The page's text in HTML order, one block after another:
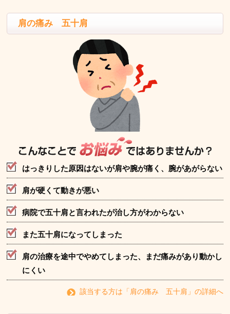
肩の痛み 五十肩
はっきりした原因はないが肩や腕が痛く、腕があがらない
肩が硬くて動きが悪い
病院で五十肩と言われたが治し方がわからない
また五十肩になってしまった
肩の治療を途中でやめてしまった、まだ痛みがあり動かし
にくい
該当する方は「肩の痛み 五十肩」の詳細へ